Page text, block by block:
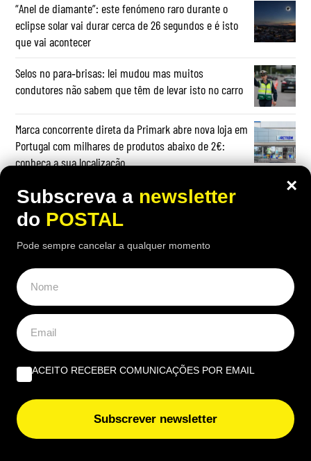
“Anel de diamante”: este fenómeno raro durante o
eclipse solar vai durar cerca de 26 segundos e é isto
que vai acontecer
Selos no para‑brisas: lei mudou mas muitos
condutores não sabem que têm de levar isto no carro
Marca concorrente direta da Primark abre nova loja em
Portugal com milhares de produtos abaixo de 2€:
conheça a sua localização
OPINIÃO
Profissional não profissionalizada – Uma reflexão de
agosto | Por Ana Alexandra Resende
Quando viver no Algarve se torna um luxo | Por João
Rúben Silva
Santos
×
Subscreva a newsletter
do POSTAL
Pode sempre cancelar a qualquer momento
ACEITO RECEBER COMUNICAÇÕES POR EMAIL
Subscrever newsletter